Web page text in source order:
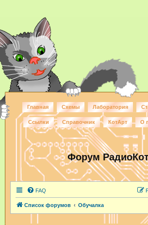
Главная Схемы Лаборатория
Ссылки Справочник КотАрт О
Форум
FAQ
Список форумов Обучалка